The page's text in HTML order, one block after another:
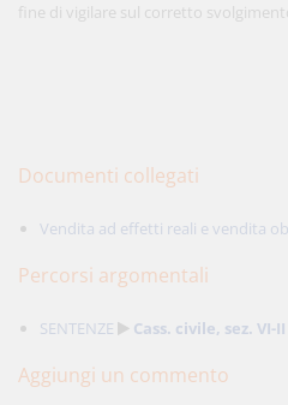
fine di vigilare sul corretto
Documenti collegati
Vendita ad effetti reali e vendita
Percorsi argomentali
SENTENZE Cass. civile, sez. VI-II
Aggiungi un commento